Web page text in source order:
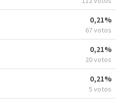
0,21%
67 votos
0,21%
20 votos
0,21%
5 votos